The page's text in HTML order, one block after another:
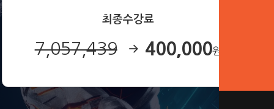
최종수강료
7,057,439 400,000원